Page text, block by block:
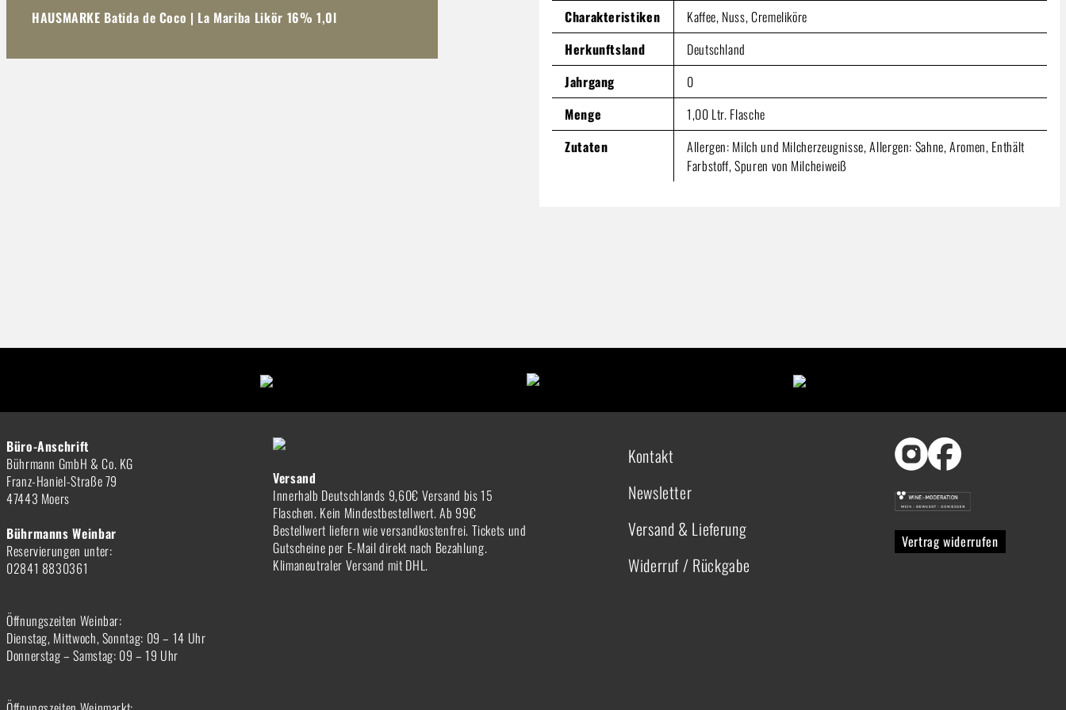
HAUSMARKE Batida de Coco | La Mariba Likör 16% 1,0l
Charakteristiken
Kaffee, Nuss, Cremeliköre
Herkunftsland
Deutschland
Jahrgang
0
Menge
1,00 Ltr. Flasche
Zutaten
Allergen: Milch und Milcherzeugnisse, Allergen: Sahne, Aromen, Enthält
Farbstoff, Spuren von Milcheiweiß
Büro-Anschrift
Bührmann GmbH & Co. KG
Franz-Haniel-Straße 79
47443 Moers
Bührmanns Weinbar
Reservierungen unter:
02841 8830361
Öffnungszeiten Weinbar:
Dienstag, Mittwoch, Sonntag: 09 – 14 Uhr
Donnerstag – Samstag: 09 – 19 Uhr
Versand
Innerhalb Deutschlands 9,60€ Versand bis 15
Flaschen. Kein Mindestbestellwert. Ab 99€
Bestellwert liefern wie versandkostenfrei. Tickets und
Gutscheine per E-Mail direkt nach Bezahlung.
Klimaneutraler Versand mit DHL.
Kontakt
Newsletter
Versand & Lieferung
Widerruf / Rückgabe
Vertrag widerrufen